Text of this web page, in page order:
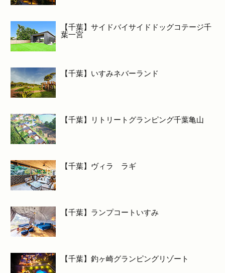
【千葉】サイドバイサイドドッグコテージ千
葉一宮
【千葉】いすみネバーランド
【千葉】リトリートグランピング千葉亀山
【千葉】ヴィラ ラギ
【千葉】ランプコートいすみ
【千葉】釣ヶ崎グランピングリゾート